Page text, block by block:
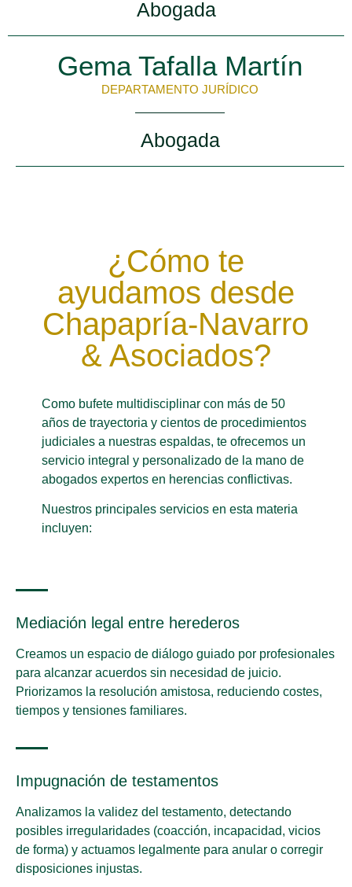
Abogada
Gema Tafalla Martín
DEPARTAMENTO JURÍDICO
Abogada
¿Cómo te
ayudamos desde
Chapapría-Navarro
& Asociados?
Como bufete multidisciplinar con más de 50
años de trayectoria y cientos de procedimientos
judiciales a nuestras espaldas, te ofrecemos un
servicio integral y personalizado de la mano de
abogados expertos en herencias conflictivas.
Nuestros principales servicios en esta materia
incluyen:
Mediación legal entre herederos
Creamos un espacio de diálogo guiado por profesionales
para alcanzar acuerdos sin necesidad de juicio.
Priorizamos la resolución amistosa, reduciendo costes,
tiempos y tensiones familiares.
Impugnación de testamentos
Analizamos la validez del testamento, detectando
posibles irregularidades (coacción, incapacidad, vicios
de forma) y actuamos legalmente para anular o corregir
disposiciones injustas.